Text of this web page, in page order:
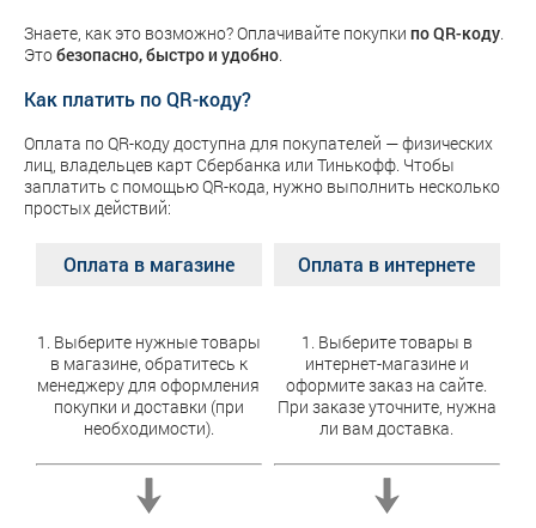
Знаете, как это возможно? Оплачивайте покупки по QR-коду.
Этобезопасно, быстро и удобно.
Как платить по QR-коду?
Оплата по QR-коду доступна для покупателей — физических
лиц, владельцев карт Сбербанка или Тинькофф. Чтобы
заплатить с помощью QR-кода, нужно выполнить несколько
простых действий:
Оплата в магазине Оплата в интернете
1. Выберите нужные товары
в магазине, обратитесь к
менеджеру для оформления
покупки и доставки (при
необходимости).
1. Выберите товары в
интернет-магазине и
оформите заказ на сайте.
При заказе уточните, нужна
ли вам доставка.